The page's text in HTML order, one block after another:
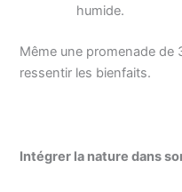
humide.
Même une promenade de
ressentir les bienfaits.
Intégrer la nature dans